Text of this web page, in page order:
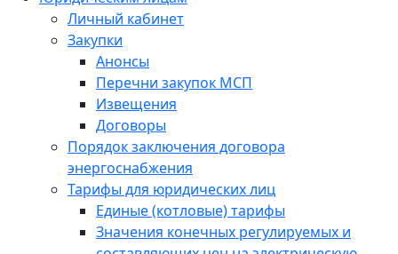
Личный кабинет
Закупки
Анонсы
Перечни закупок МСП
Извещения
Договоры
Порядок заключения договора
энергоснабжения
Тарифы для юридических лиц
Единые (котловые) тарифы
Значения конечных регулируемых и